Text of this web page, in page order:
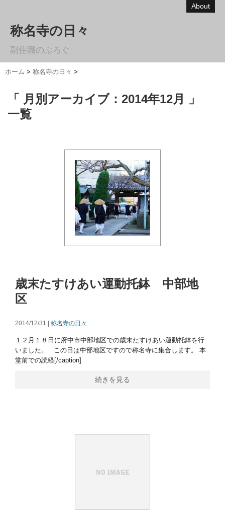
About
称名寺の日々
副住職のぶろぐ
ホーム > 称名寺の日々 >
「 月別アーカイブ：2014年12月 」
一覧
歳末たすけあい運動托鉢 中部地
区
2014/12/31 | 称名寺の日々
１２月１８日に府中市中部地区での歳末たすけあい運動托鉢を行
いました。 この日は中部地区ですので称名寺に集合します。 本
堂前での読経[/caption]
続きを見る